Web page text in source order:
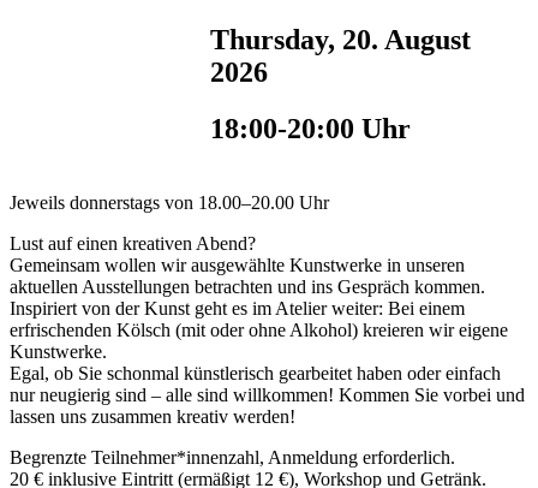
Thursday, 20. August
2026
18:00-20:00 Uhr
Jeweils donnerstags von 18.00–20.00 Uhr
Lust auf einen kreativen Abend?
Gemeinsam wollen wir ausgewählte Kunstwerke in unseren
aktuellen Ausstellungen betrachten und ins Gespräch kommen.
Inspiriert von der Kunst geht es im Atelier weiter: Bei einem
erfrischenden Kölsch (mit oder ohne Alkohol) kreieren wir eigene
Kunstwerke.
Egal, ob Sie schonmal künstlerisch gearbeitet haben oder einfach
nur neugierig sind – alle sind willkommen! Kommen Sie vorbei und
lassen uns zusammen kreativ werden!
Begrenzte Teilnehmer*innenzahl, Anmeldung erforderlich.
20 € inklusive Eintritt (ermäßigt 12 €), Workshop und Getränk.